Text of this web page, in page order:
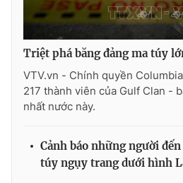
Ðiện thoại Thời báo VTV:024.66
Email:toasoan@vtv.vn
Liên hệ quảng cáo:
024-7300.7108
Triệt phá băng đảng ma túy
VTV.vn - Chính quyền
217 thành viên của Gulf Clan -
nhất nước này.
Cảnh báo những người
túy ngụy trang dưới hình